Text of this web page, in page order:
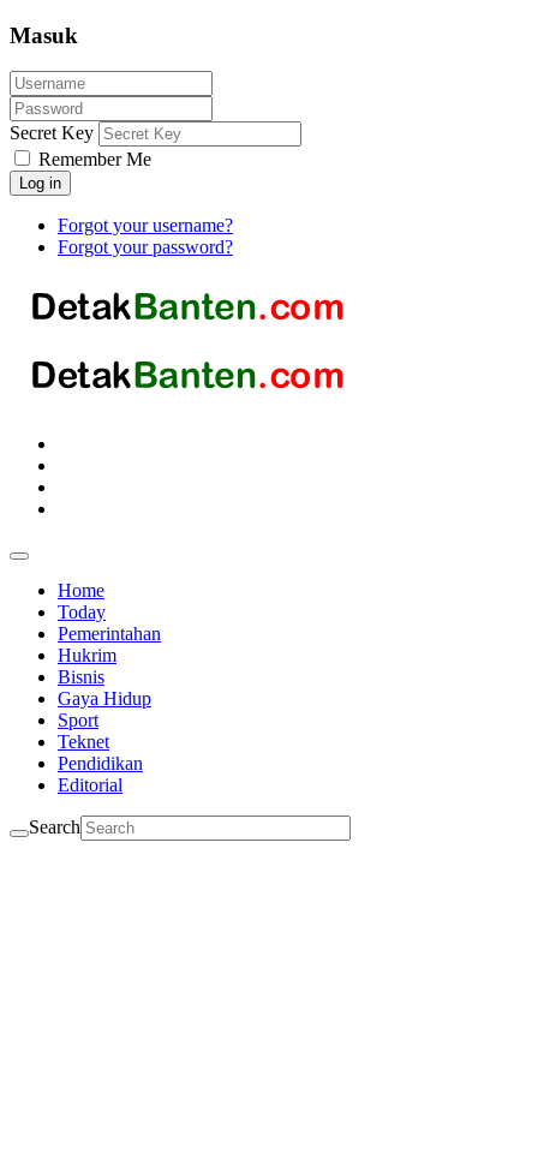
Masuk
Secret Key
Remember Me
Log in
Forgot your username?
Forgot your password?
Home
Today
Pemerintahan
Hukrim
Bisnis
Gaya Hidup
Sport
Teknet
Pendidikan
Editorial
Search